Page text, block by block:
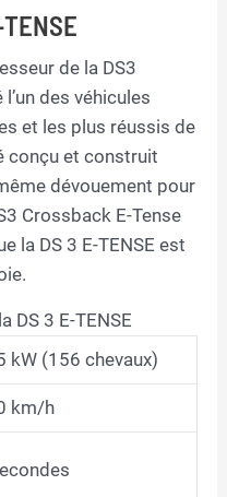
de la DS3
des véhicules
et les plus réussis de
conçu et construit
dévouement pour
Crossback E-Tense
la DS 3 E-TENSE est
DS 3 E-TENSE
kW (156 chevaux)
km/h